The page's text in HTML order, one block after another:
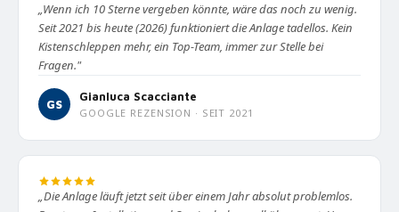
„Wenn ich 10 Sterne vergeben könnte, wäre das noch zu wenig.
Seit 2021 bis heute (2026) funktioniert die Anlage tadellos. Kein
Kistenschleppen mehr, ein Top-Team, immer zur Stelle bei
Fragen."
GS
Gianluca Scacciante
GOOGLE REZENSION · SEIT 2021
„Die Anlage läuft jetzt seit über einem Jahr absolut problemlos.